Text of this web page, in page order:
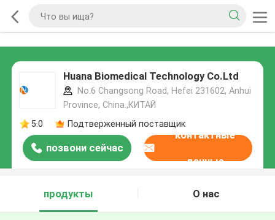
Huana Biomedical Technology Co.Ltd
No.6 Changsong Road, Hefei 231602, Anhui
Province, China.,КИТАЙ
5.0
Подтверженный поставщик
позвони сейчас
контактные
данные
продукты О нас